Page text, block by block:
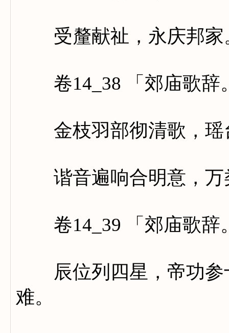
受釐献祉，永庆邦家
卷14_38 「郊庙歌辞
金枝羽部彻清歌，瑶
谐音遍响合明意，万
卷14_39 「郊庙歌辞
辰位列四星，帝功参
难。